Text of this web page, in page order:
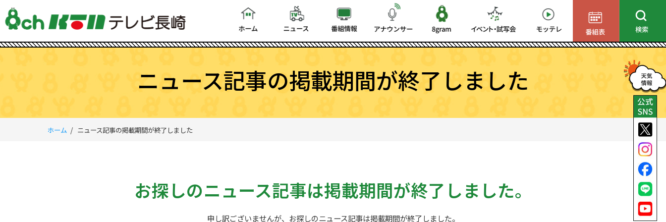
ニュース記事の掲載期間が終了しました
ホーム ニュース記事の掲載期間が終了しました
お探しのニュース記事は掲載期間が終了しました。
申し訳ございませんが、お探しのニュース記事は掲載期間が終了しました。